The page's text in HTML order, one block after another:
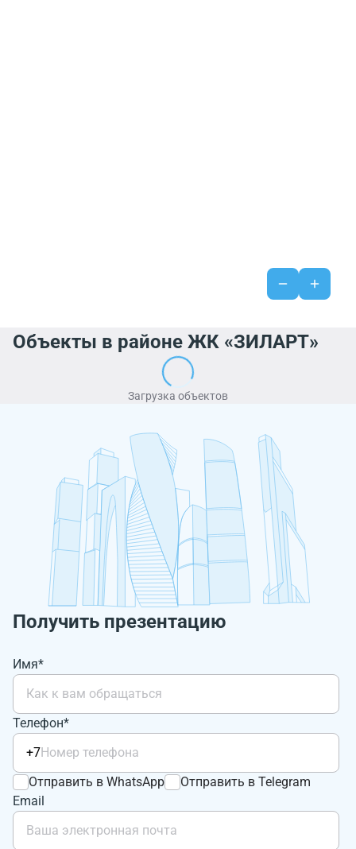
Объекты в районе ЖК «ЗИЛАРТ»
Загрузка объектов
Получить презентацию
Имя*
Телефон*
+7
Отправить в WhatsApp
Отправить в Telegram
Email